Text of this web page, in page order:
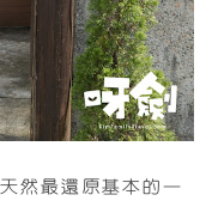
然最還原基本的一